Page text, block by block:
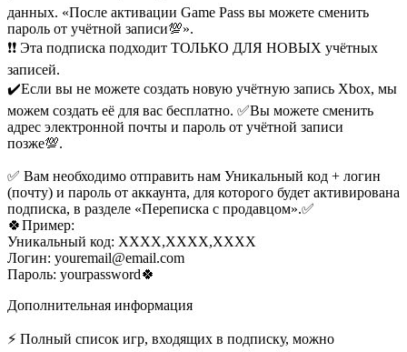
данных. «После активации Game Pass вы можете сменить
пароль от учётной записи💯».
❗❗ Эта подписка подходит ТОЛЬКО ДЛЯ НОВЫХ учётных
записей.
✔️Если вы не можете создать новую учётную запись Xbox, мы
можем создать её для вас бесплатно. ✅Вы можете сменить
адрес электронной почты и пароль от учётной записи
позже💯.
✅ Вам необходимо отправить нам Уникальный код + логин
(почту) и пароль от аккаунта, для которого будет активирована
подписка, в разделе «Переписка с продавцом».✅
🍀Пример:
Уникальный код: XXXX,XXXX,XXXX
Логин: youremail@email.com
Пароль: yourpassword🍀
Дополнительная информация
⚡️ Полный список игр, входящих в подписку, можно